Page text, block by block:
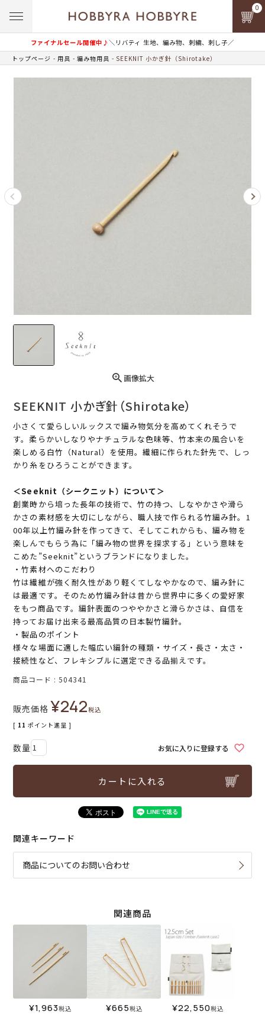
ファイナルセール開催中♪＼リバティ 生地、編み物、刺繍、刺し子／
0
トップページ 用具 編み物用具 SEEKNIT 小かぎ針（Shirotake）
画像拡大
SEEKNIT 小かぎ針（Shirotake）
小さくて愛らしいルックスで編み物気分を高めてくれそうで
す。柔らかいしなりやナチュラルな色味等、竹本来の風合いを
楽しめる白竹（Natural）を使用。繊細に作られた針先で、しっ
かり糸をひろうことができます。
＜Seeknit（シークニット）について＞
創業時から培った長年の技術で、竹の持つ、しなやかさや滑ら
かさの素材感を大切にしながら、職人技で作られる竹編み針。1
00年以上竹編み針を作ってきて、そしてこれからも、編み物を
楽しんでもらう為に「編み物の世界を探求する」という意味を
こめた”Seeknit”というブランドになりました。
・竹素材へのこだわり
竹は繊維が強く耐久性があり軽くてしなやかなので、編み針に
は最適です。そのため竹編み針は昔から世界中に多くの愛好家
をもつ商品です。編針表面のつややかさと滑らかさは、自信を
持ってお届け出来る最高品質の日本製竹編針。
・製品のポイント
様々な場面に適した幅広い編針の種類・サイズ・長さ・太さ・
接続性など、フレキシブルに選定できる品揃えです。
商品コード 504341
販売価格 ¥242税込
[ 11 ポイント進呈 ]
お気に入りに登録する
カートに入れる
関連キーワード
商品についてのお問い合わせ
関連商品
¥1,963税込 ¥665税込 ¥22,550税込